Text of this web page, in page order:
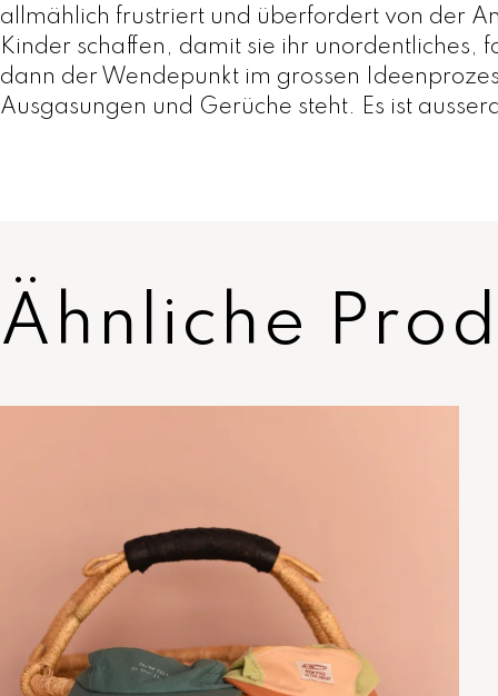
allmählich frustriert und überfordert von der
Kinder schaffen, damit sie ihr unordentliches,
dann der Wendepunkt im grossen
Ausgasungen und Gerüche steht. Es ist
Ähnliche